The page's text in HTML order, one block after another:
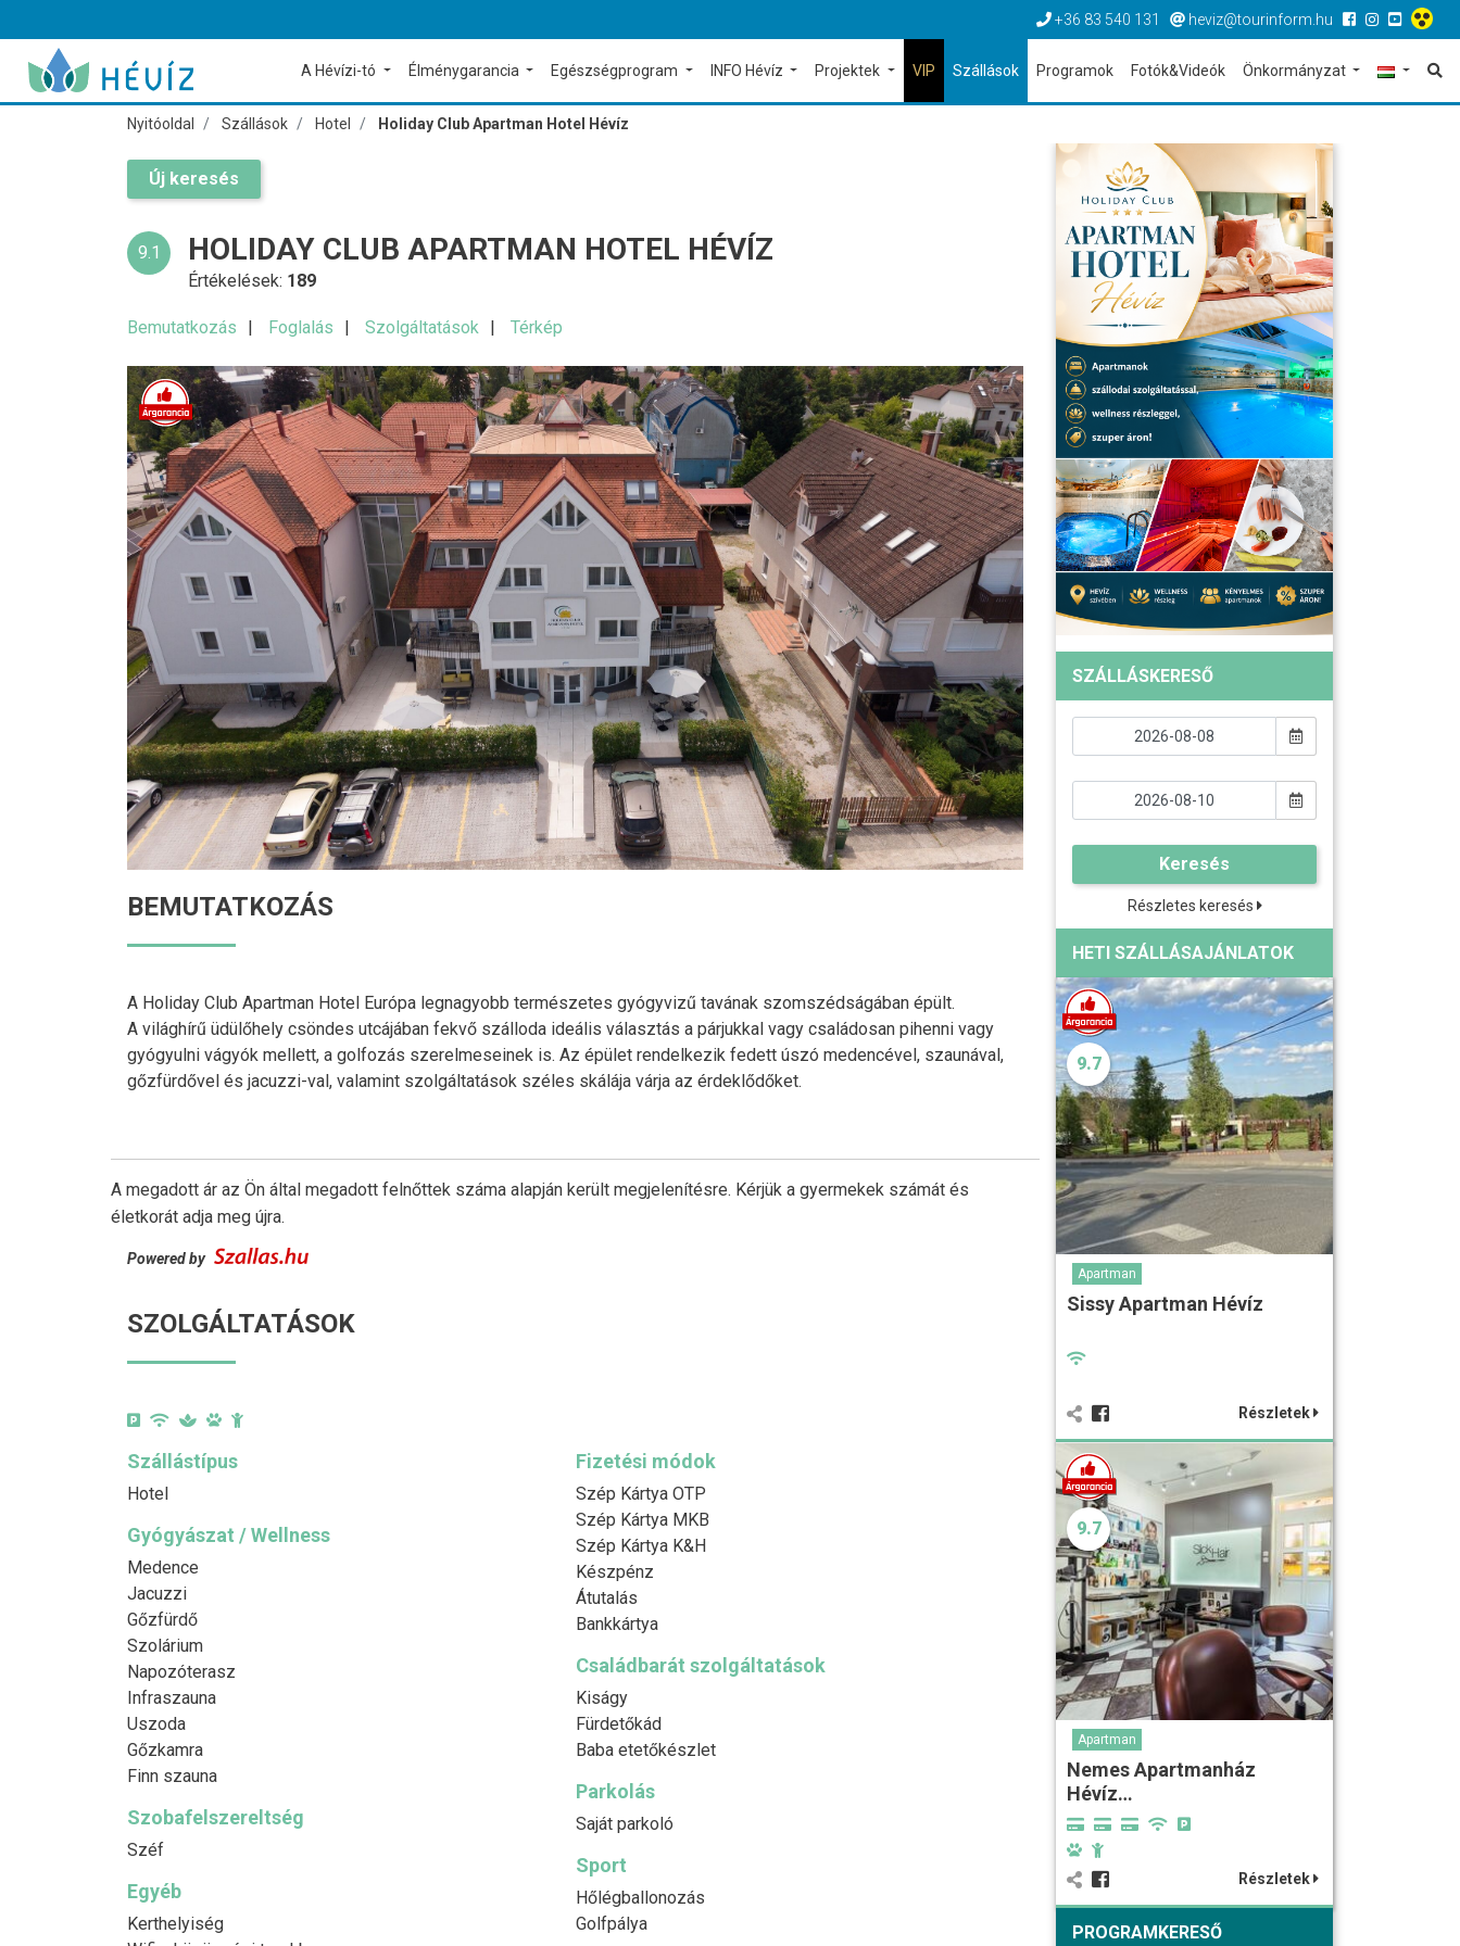
+36 83 540 131 heviz@tourinform.hu
A Hévízi-tó Élménygarancia Egészségprogram INFO Hévíz Projektek VIP Szállások Programok Fotók&Videók Önkormányzat
Nyitóoldal Szállások Hotel Holiday Club Apartman Hotel Hévíz
Új keresés
9.1 HOLIDAY CLUB APARTMAN HOTEL HÉVÍZ
Értékelések: 189
Bemutatkozás Foglalás Szolgáltatások Térkép
BEMUTATKOZÁS
A Holiday Club Apartman Hotel Európa legnagyobb természetes gyógyvizű tavának szomszédságában épült.
A világhírű üdülőhely csöndes utcájában fekvő szálloda ideális választás a párjukkal vagy családosan pihenni vagy
gyógyulni vágyók mellett, a golfozás szerelmeseinek is. Az épület rendelkezik fedett úszó medencével, szaunával,
gőzfürdővel és jacuzzi-val, valamint szolgáltatások széles skálája várja az érdeklődőket.
A megadott ár az Ön által megadott felnőttek száma alapján került megjelenítésre. Kérjük a gyermekek számát és
életkorát adja meg újra.
Powered by
SZOLGÁLTATÁSOK
Szállástípus
Hotel
Fizetési módok
Szép Kártya OTP
Szép Kártya MKB
Szép Kártya K&H
Készpénz
Átutalás
Bankkártya
Gyógyászat / Wellness
Medence
Jacuzzi
Gőzfürdő
Szolárium
Napozóterasz
Infraszauna
Uszoda
Gőzkamra
Finn szauna
Családbarát szolgáltatások
Kiságy
Fürdetőkád
Baba etetőkészlet
Parkolás
Saját parkoló
Szobafelszereltség
Széf
Sport
Hőlégballonozás
Golfpálya
Egyéb
Kerthelyiség
SZÁLLÁSKERESŐ
Keresés
Részletes keresés
HETI SZÁLLÁSAJÁNLATOK
9.7
Apartman
Sissy Apartman Hévíz
Részletek
9.7
Apartman
Nemes Apartmanház
Hévíz…
Részletek
PROGRAMKERESŐ